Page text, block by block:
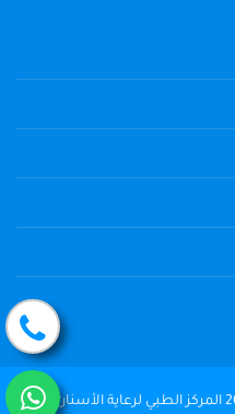
جميع الحقوق محفوظة © 2004 - 2026 المركز الطبي لرعاية الأسنان The